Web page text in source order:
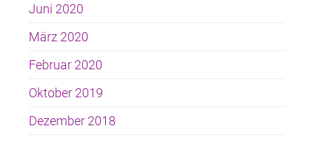
Juni 2020
März 2020
Februar 2020
Oktober 2019
Dezember 2018